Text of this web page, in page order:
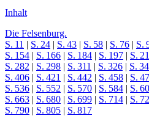
Inhalt
Die Felsenburg.
S. 11 | S. 24 | S. 43 | S. 58 | S. 76 | S.
S. 154 | S. 166 | S. 184 | S. 197 | S.
S. 282 | S. 298 | S. 311 | S. 326 | S.
S. 406 | S. 421 | S. 442 | S. 458 | S.
S. 536 | S. 552 | S. 570 | S. 584 | S.
S. 663 | S. 680 | S. 699 | S. 714 | S.
S. 790 | S. 805 | S. 817